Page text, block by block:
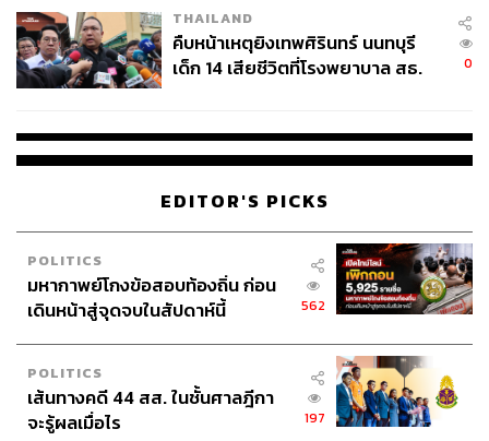
ประลองยุทธ ผงงอย
THE STANDARD WEALTH Feature Editor
THAILAND
คืบหน้าเหตุยิงเทพศิรินทร์ นนทบุรี
เด็ก 14 เสียชีวิตที่โรงพยาบาล สธ.
0
EDITOR'S PICKS
POLITICS
มหากาพย์โกงข้อสอบท้องถิ่น ก่อน
เดินหน้าสู่จุดจบในสัปดาห์นี้
562
POLITICS
เส้นทางคดี 44 สส. ในชั้นศาลฎีกา
จะรู้ผลเมื่อไร
197